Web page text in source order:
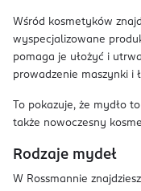
Wśród kosmetyków
wyspecjalizowane
pomaga je ułożyć i
prowadzenie maszynki i
To pokazuje, że mydło
także nowoczesny
Rodzaje mydeł
W Rossmannie